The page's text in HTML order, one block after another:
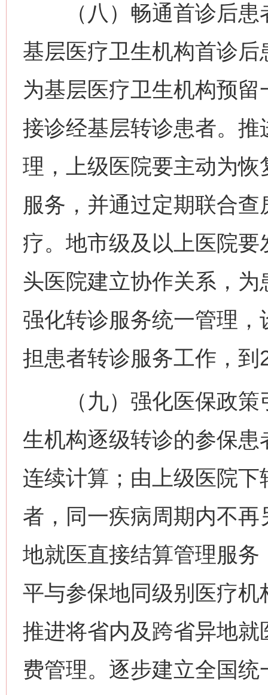
（八）畅通首诊后患
基层医疗卫生机构首诊
为基层医疗卫生机构预
接诊经基层转诊患者。
理，上级医院要主动为
服务，并通过定期联合
疗。地市级及以上医院
头医院建立协作关系，
强化转诊服务统一管理
担患者转诊服务工作，
（九）强化医保政策
生机构逐级转诊的参保
连续计算；由上级医院
者，同一疾病周期内不
地就医直接结算管理服
平与参保地同级别医疗
推进将省内及跨省异地
费管理。逐步建立全国